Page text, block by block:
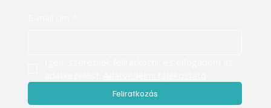
Feliratkozás